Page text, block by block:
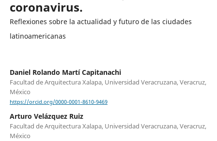
coronavirus.
Reflexiones sobre la actualidad y futuro de las ciudades
latinoamericanas
Daniel Rolando Martí Capitanachi
Facultad de Arquitectura Xalapa, Universidad Veracruzana, Veracruz,
México
https://orcid.org/0000-0001-8610-9469
Arturo Velázquez Ruiz
Facultad de Arquitectura Xalapa, Universidad Veracruzana, Veracruz,
México